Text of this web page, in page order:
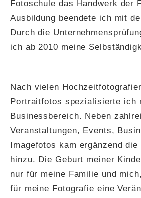
Fotoschule das Handwerk der
Ausbildung beendete ich mit
Durch die
ich ab 2010 meine
Nach vielen
Portraitfotos spezialisierte ich
Businessbereich. Neben
Veranstaltungen, Events,
Imagefotos kam ergänzend die
hinzu. Die Geburt meiner
nur für meine Familie und
für meine Fotografie eine